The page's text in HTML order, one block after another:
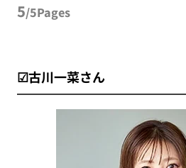
5/5Pages
☑古川一菜さん